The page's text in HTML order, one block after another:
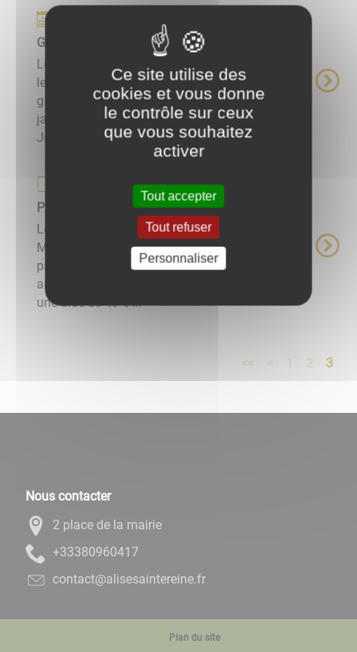
Galette des rois
Les enfants de la commune sont conviés avec
les membres du cercle Gaulois à partager la
galette des rois offerte par la commune.Le 12
janvier 2026 à partir de 16h45 salle Louis
Jovignot (salle des fêtes) ...
Page de base
Pass'Art & Sport
Le 2 juin 2021, à l’unanimité, le Conseil
Municipal a adopté la mise en place d’un
pass'Art & Sport afin de favoriser la pratique
artistique et sportive des jeunes alisiens.Ainsi,
une aide de 40 € ...
<< < 1 2 3
Nous contacter
2 place de la mairie
71406908333+
rf.enieretniasesila@tcatnoc
Plan du site
Ce site utilise des
cookies et vous donne
le contrôle sur ceux
que vous souhaitez
activer
Tout accepter
Tout refuser
Personnaliser